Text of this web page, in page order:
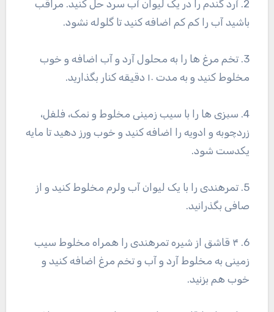
2. آرد گندم را در یک لیوان آب سرد حل کنید. مراقب
باشید آب را کم کم اضافه کنید تا گلوله نشود.
3. تخم مرغ ها را به محلول آرد و آب اضافه و خوب
مخلوط کنید و به مدت ۱۰ دقیقه کنار بگذارید.
4. سبزی ها را با سیب زمینی مخلوط و نمک، فلفل،
زردچوبه و ادویه را اضافه کنید و خوب ورز دهید تا مایه
یکدست شود.
5. تمرهندی را با یک لیوان آب ولرم مخلوط کنید و از
صافی بگذرانید.
6. ۴ قاشق از شیره تمرهندی را همراه مخلوط سیب
زمینی به مخلوط آرد و آب و تخم مرغ اضافه کنید و
خوب هم بزنید.